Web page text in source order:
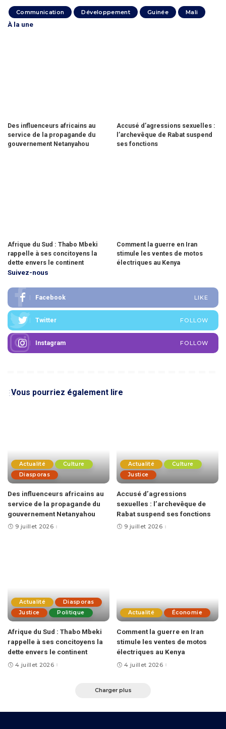
Communication Développement Guinée Mali
À la une
Des influenceurs africains au
service de la propagande du
gouvernement Netanyahou
Accusé d’agressions sexuelles :
l’archevêque de Rabat suspend
ses fonctions
Afrique du Sud : Thabo Mbeki
rappelle à ses concitoyens la
dette envers le continent
Comment la guerre en Iran
stimule les ventes de motos
électriques au Kenya
Suivez-nous
Facebook LIKE
Twitter FOLLOW
Instagram FOLLOW
Vous pourriez également lire
Actualité
Culture
Diasporas
Des influenceurs africains au
service de la propagande du
gouvernement Netanyahou
9 juillet 2026
Actualité
Culture
Justice
Accusé d’agressions
sexuelles : l’archevêque de
Rabat suspend ses fonctions
9 juillet 2026
Actualité
Diasporas
Justice
Politique
Afrique du Sud : Thabo Mbeki
rappelle à ses concitoyens la
dette envers le continent
4 juillet 2026
Actualité Économie
Comment la guerre en Iran
stimule les ventes de motos
électriques au Kenya
4 juillet 2026
Charger plus